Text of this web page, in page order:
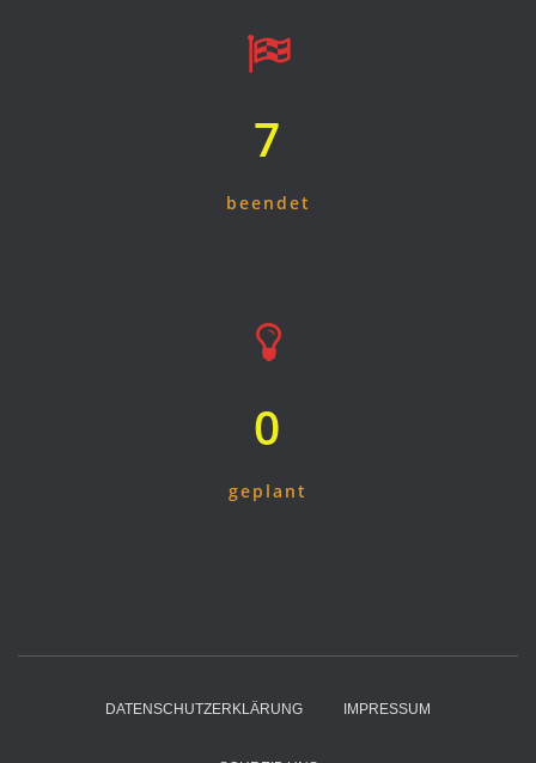
7
beendet
0
geplant
DATENSCHUTZERKLÄRUNG IMPRESSUM